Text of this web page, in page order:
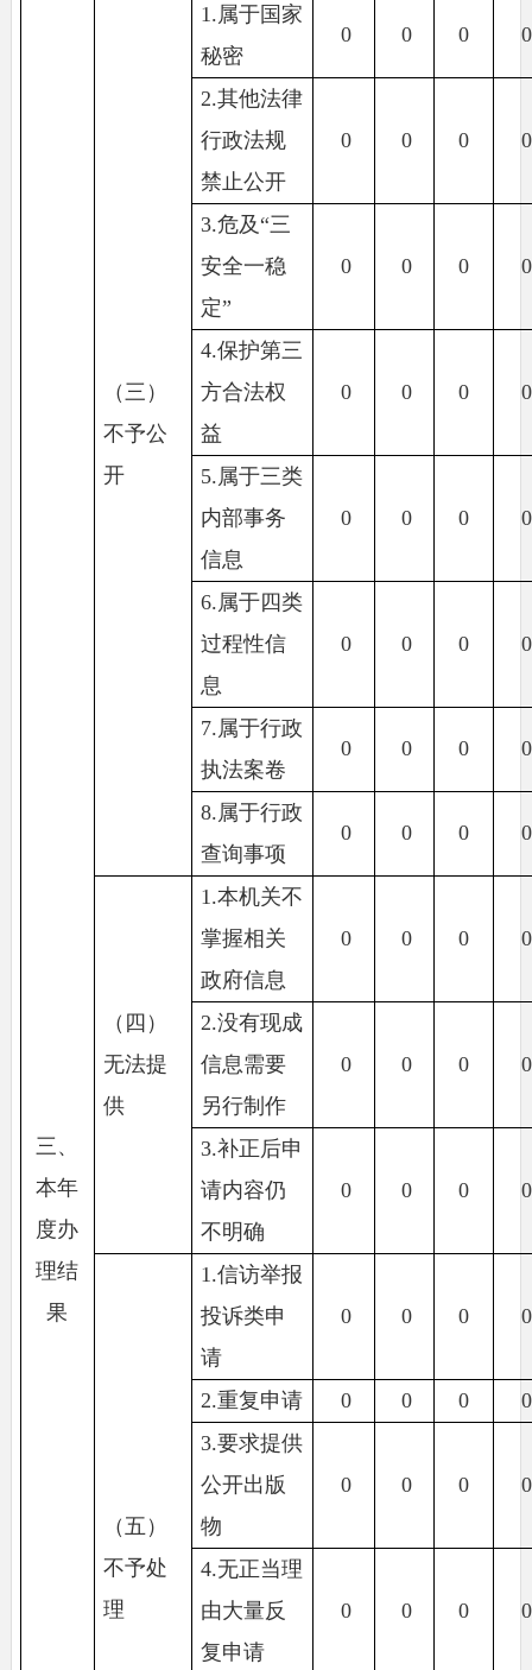
三、
本年
度办
理结
果
（三）
不予公
开
1.属于国家
秘密
0 0 0 0
2.其他法律
行政法规
禁止公开
0 0 0 0
3.危及“三
安全一稳
定”
0 0 0 0
4.保护第三
方合法权
益
0 0 0 0
5.属于三类
内部事务
信息
0 0 0 0
6.属于四类
过程性信
息
0 0 0 0
7.属于行政
执法案卷
0 0 0 0
8.属于行政
查询事项
0 0 0 0
（四）
无法提
供
1.本机关不
掌握相关
政府信息
0 0 0 0
2.没有现成
信息需要
另行制作
0 0 0 0
3.补正后申
请内容仍
不明确
0 0 0 0
（五）
不予处
理
1.信访举报
投诉类申
请
0 0 0 0
2.重复申请 0 0 0
0
3.要求提供
公开出版
物
0 0 0 0
4.无正当理
由大量反
复申请
0 0 0 0